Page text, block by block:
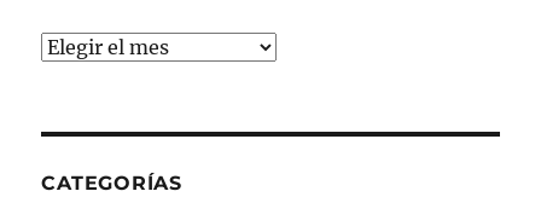
Archivos
CATEGORÍAS